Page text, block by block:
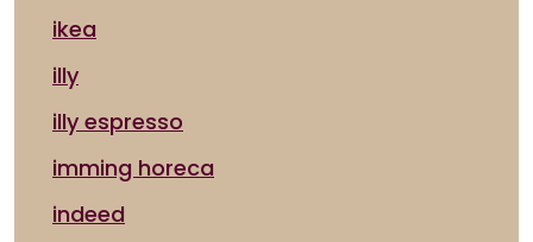
ikea
illy
illy espresso
imming horeca
indeed